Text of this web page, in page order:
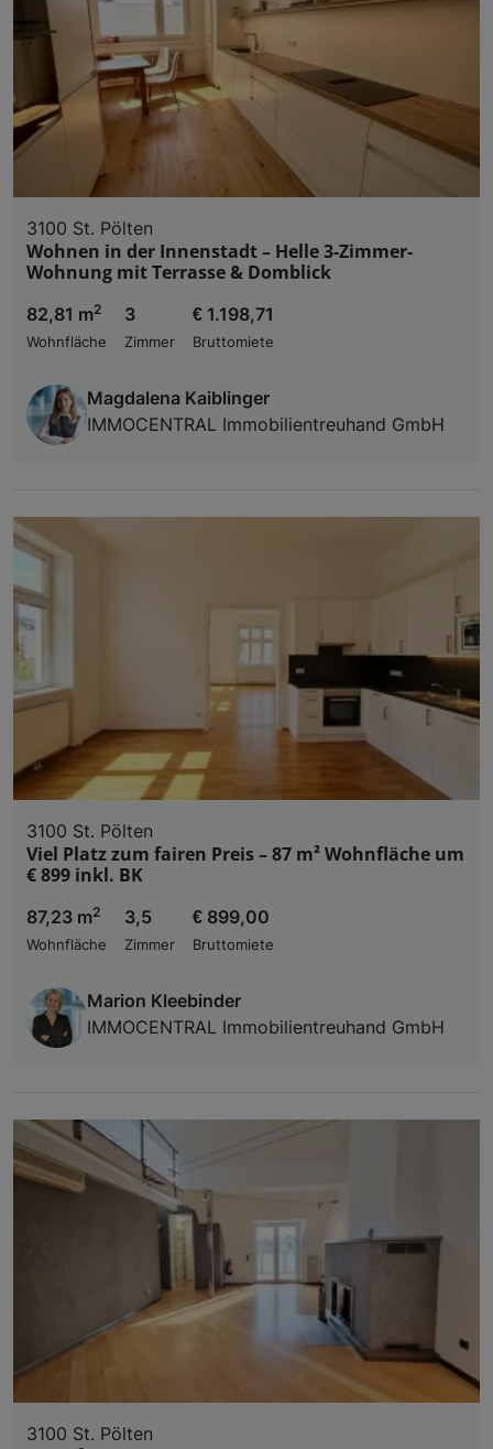
3100 St. Pölten
Wohnen in der Innenstadt – Helle 3-Zimmer-
Wohnung mit Terrasse & Domblick
82,81 m2
Wohnfläche
3
Zimmer
€ 1.198,71
Bruttomiete
Magdalena Kaiblinger
IMMOCENTRAL Immobilientreuhand GmbH
3100 St. Pölten
Viel Platz zum fairen Preis – 87 m² Wohnfläche um
€ 899 inkl. BK
87,23 m2
Wohnfläche
3,5
Zimmer
€ 899,00
Bruttomiete
Marion Kleebinder
IMMOCENTRAL Immobilientreuhand GmbH
3100 St. Pölten